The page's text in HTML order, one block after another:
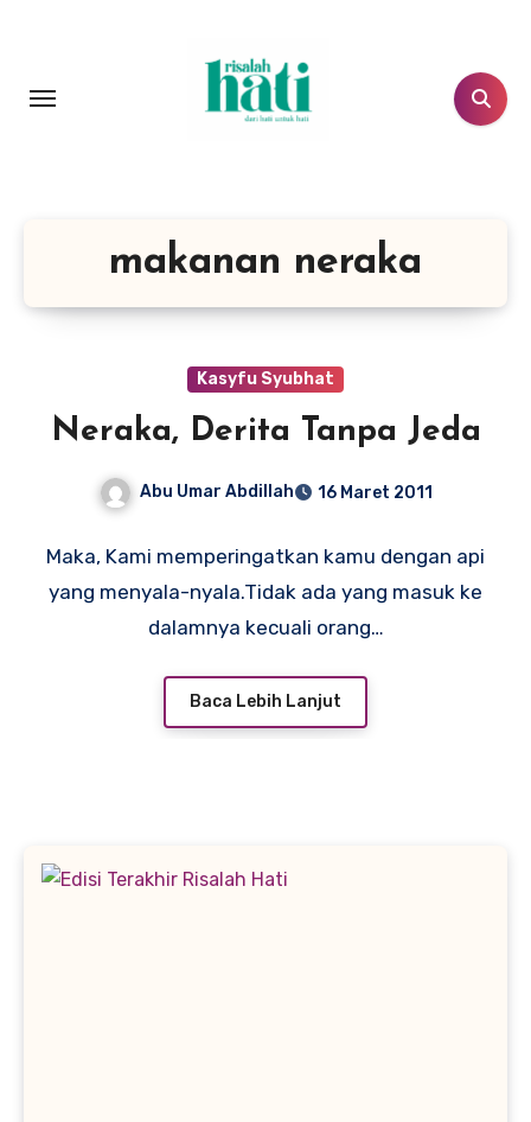
makanan neraka
Kasyfu Syubhat
Neraka, Derita Tanpa Jeda
Abu Umar Abdillah 16 Maret 2011
Maka, Kami memperingatkan kamu dengan api
yang menyala-nyala.Tidak ada yang masuk ke
dalamnya kecuali orang…
Baca Lebih Lanjut